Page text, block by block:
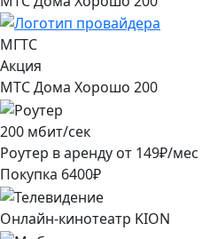
МГТС
Акция
МТС Дома Хорошо 200
200 мбит/сек
Роутер в аренду от 149₽/мес
Покупка 6400₽
Онлайн-кинотеатр KION